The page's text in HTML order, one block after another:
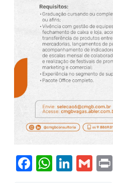
Facebook